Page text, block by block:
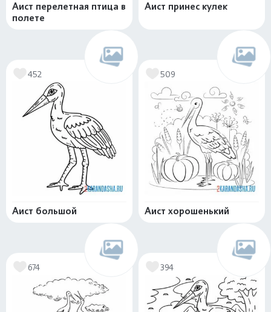
Аист перелетная птица в
полете
Аист принес кулек
452
Аист большой
509
Аист хорошенький
674 394